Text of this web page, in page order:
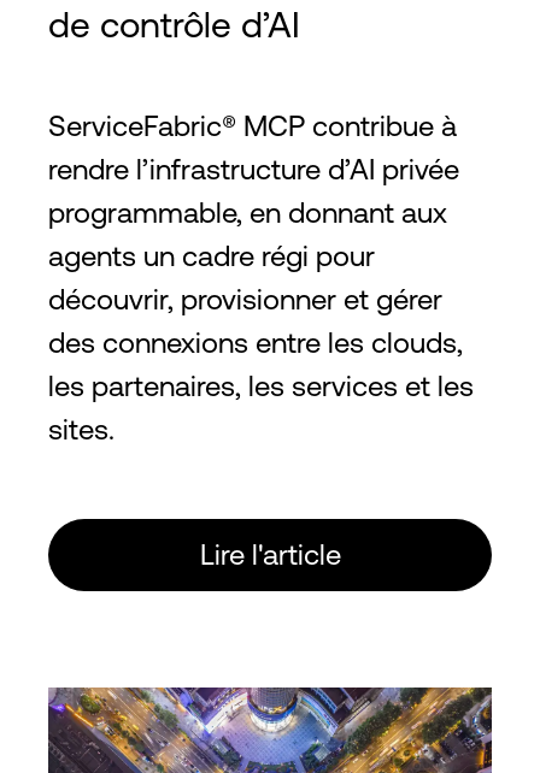
de contrôle d’AI
ServiceFabric® MCP contribue à
rendre l’infrastructure d’AI privée
programmable, en donnant aux
agents un cadre régi pour
découvrir, provisionner et gérer
des connexions entre les clouds,
les partenaires, les services et les
sites.
Lire l'article